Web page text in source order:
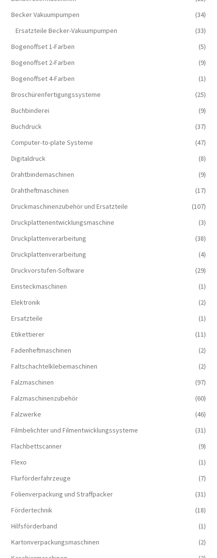
Becker Vakuumpumpen
(34)
Ersatzteile Becker-Vakuumpumpen
(33)
Bogenoffset 1-Farben
(5)
Bogenoffset 2-Farben
(9)
Bogenoffset 4-Farben
(1)
Broschürenfertigungssysteme
(25)
Buchbinderei
(9)
Buchdruck
(37)
Computer-to-plate Systeme
(47)
Digitaldruck
(8)
Drahtbindemaschinen
(9)
Drahtheftmaschinen
(17)
Druckmaschinenzubehör und Ersatzteile
(107)
Druckplattenentwicklungsmaschine
(3)
Druckplattenverarbeitung
(38)
Druckplattenverarbeitung
(4)
Druckvorstufen-Software
(29)
Einsteckmaschinen
(1)
Elektronik
(2)
Ersatzteile
(1)
Etikettierer
(11)
Fadenheftmaschinen
(2)
Faltschachtelklebemaschinen
(2)
Falzmaschinen
(97)
Falzmaschinenzubehör
(60)
Falzwerke
(46)
Filmbelichter und Filmentwicklungssysteme
(31)
Flachbettscanner
(9)
Flexo
(1)
Flurförderfahrzeuge
(7)
Folienverpackung und Straffpacker
(31)
Fördertechnik
(18)
Hilfsförderband
(1)
Kartonverpackungsmaschinen
(2)